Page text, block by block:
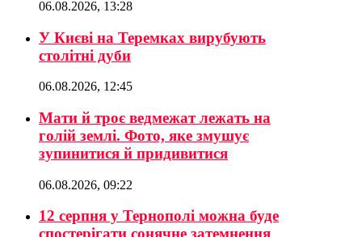
06.08.2026, 13:28
У Києві на Теремках вирубують
столітні дуби
06.08.2026, 12:45
Мати й троє ведмежат лежать на
голій землі. Фото, яке змушує
зупинитися й придивитися
06.08.2026, 09:22
12 серпня у Тернополі можна буде